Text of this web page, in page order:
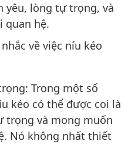
yêu, lòng tự trọng, và
quan hệ.
về việc níu kéo
Trong một số
kéo có thể được coi là
trọng và mong muốn
Nó không nhất thiết